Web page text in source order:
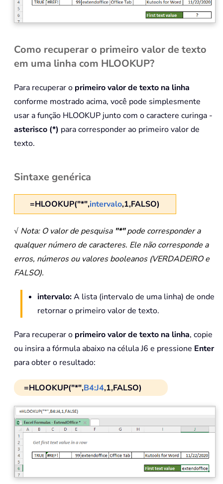
Como recuperar o primeiro valor de texto
em uma linha com HLOOKUP?
Para recuperar o primeiro valor de texto na linha
conforme mostrado acima, você pode simplesmente
usar a função HLOOKUP junto com o caractere curinga -
asterisco (*) para corresponder ao primeiro valor de
texto.
Sintaxe genérica
=HLOOKUP("*",intervalo,1,FALSO)
√ Nota: O valor de pesquisa "*"pode corresponder a
qualquer número de caracteres. Ele não corresponde a
erros, números ou valores booleanos (VERDADEIRO e
FALSO).
intervalo:A lista (intervalo de uma linha) de onde
retornar o primeiro valor de texto.
Para recuperar o primeiro valor de texto na linha, copie
ou insira a fórmula abaixo na célula J6 e pressione Enter
para obter o resultado:
=HLOOKUP("*",B4:J4,1,FALSO)